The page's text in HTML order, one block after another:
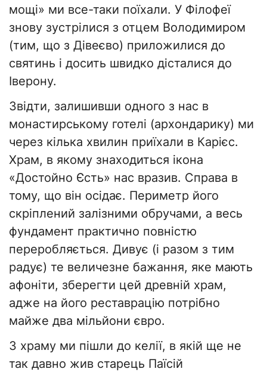
мощі» ми все-таки поїхали. У Філофеї
знову зустрілися з отцем Володимиром
(тим, що з Дівеєво) приложилися до
святинь і досить швидко дісталися до
Іверону.
Звідти, залишивши одного з нас в
монастирському готелі (архондарику) ми
через кілька хвилин приїхали в Карієс.
Храм, в якому знаходиться ікона
«Достойно Єсть» нас вразив. Справа в
тому, що він осідає. Периметр його
скріплений залізними обручами, а весь
фундамент практично повністю
переробляється. Дивує (і разом з тим
радує) те величезне бажання, яке мають
афоніти, зберегти цей древній храм,
адже на його реставрацію потрібно
майже два мільйони євро.
З храму ми пішли до келії, в якій ще не
так давно жив старець Паїсій